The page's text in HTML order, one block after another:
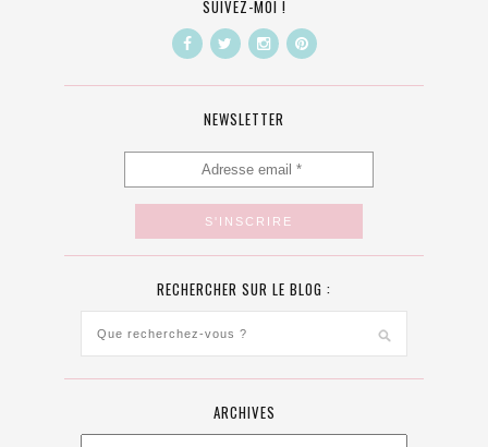
SUIVEZ-MOI !
NEWSLETTER
RECHERCHER SUR LE BLOG :
ARCHIVES